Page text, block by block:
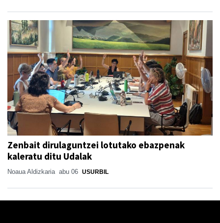
Zenbait dirulaguntzei lotutako ebazpenak
kaleratu ditu Udalak
Noaua Aldizkaria abu 06 USURBIL